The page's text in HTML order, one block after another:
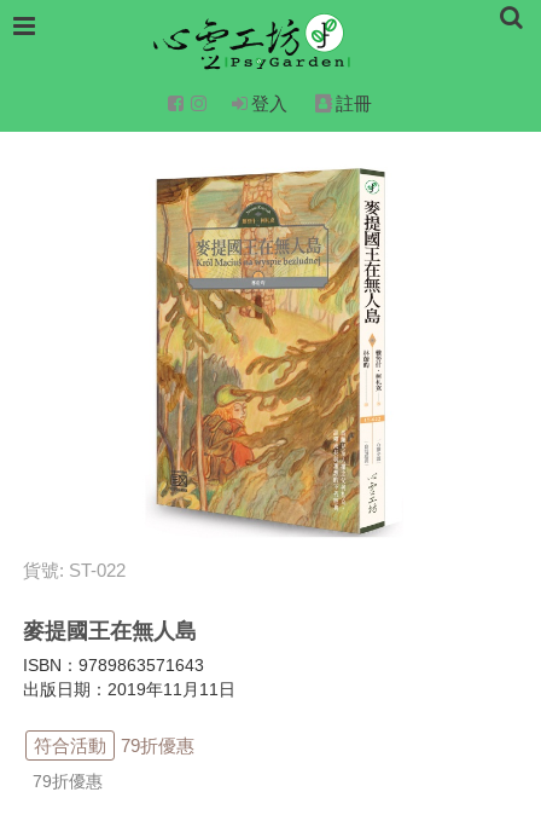
登入 註冊
貨號: ST-022
麥提國王在無人島
ISBN：9789863571643
出版日期：2019年11月11日
符合活動 79折優惠
79折優惠